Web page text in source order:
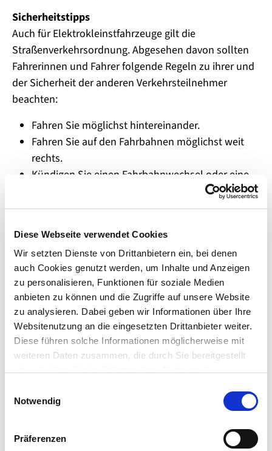
Diese Webseite verwendet Cookies
Wir setzten Dienste von Drittanbietern ein, bei denen
auch Cookies genutzt werden, um Inhalte und Anzeigen
zu personalisieren, Funktionen für soziale Medien
anbieten zu können und die Zugriffe auf unsere Website
zu analysieren. Dabei geben wir Informationen über Ihre
Websitenutzung an die eingesetzten Drittanbieter weiter.
Diese führen solche Informationen möglicherweise mit
weiteren Daten zusammen, die durch Sie bereitgestellt
solcher Dienste, die nicht der Herstellung der
Funktionalität dieser Webseite dienen, benötigen wir Ihre
vorherige Einwilligung, die jederzeit widerrufbar ist.
Notwendig
Präferenzen
Sicherheitstipps
Auch für Elektrokleinstfahrzeuge gilt die
Straßenverkehrsordnung. Abgesehen davon sollten
Fahrerinnen und Fahrer folgende Regeln zu ihrer und
der Sicherheit der anderen Verkehrsteilnehmer
beachten:
Fahren Sie möglichst hintereinander.
Fahren Sie auf den Fahrbahnen möglichst weit
rechts.
Kündigen Sie einen Fahrbahnwechsel oder eine
E-Scooter sind nur für eine Person
sind nicht gestattet.
Es besteht keine Helmpflicht, aber das Tragen
eines Helms wird empfohlen, ebenso wie
reflektierende Kleidung bei schlechter Sicht und
Dunkelheit.
Vorsicht bei Alkohol am Lenker! Es gelten
dieselben Alkoholgrenzwerte wie für
Autofahrerinnen und Autofahrer.
Warum ist die Sicherheit auf dem E-Scooter
Unfallversicherung? Berufsgenossenschaften und
Unfallkassen entschädigen nicht nur bei Arbeits-,